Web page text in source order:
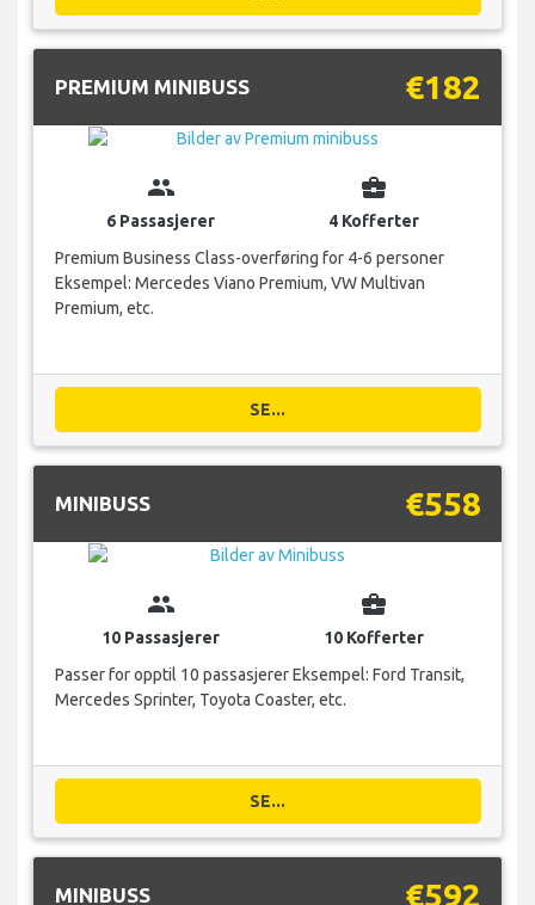
PREMIUM MINIBUSS €182
group
6 Passasjerer
business_center
4 Kofferter
Premium Business Class-overføring for 4-6 personer
Eksempel: Mercedes Viano Premium, VW Multivan
Premium, etc.
SE...
MINIBUSS €558
group
10 Passasjerer
business_center
10 Kofferter
Passer for opptil 10 passasjerer Eksempel: Ford Transit,
Mercedes Sprinter, Toyota Coaster, etc.
SE...
MINIBUSS €592